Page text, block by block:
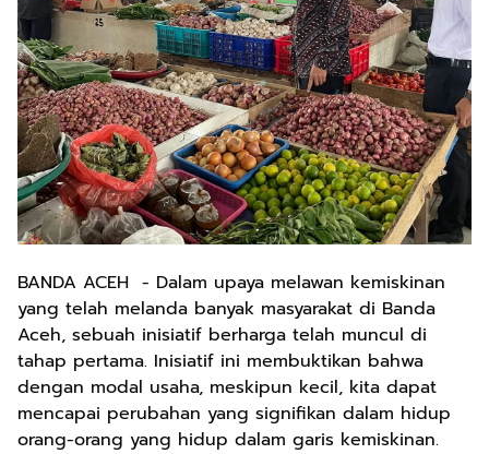
BANDA ACEH - Dalam upaya melawan kemiskinan
yang telah melanda banyak masyarakat di Banda
Aceh, sebuah inisiatif berharga telah muncul di
tahap pertama. Inisiatif ini membuktikan bahwa
dengan modal usaha, meskipun kecil, kita dapat
mencapai perubahan yang signifikan dalam hidup
orang-orang yang hidup dalam garis kemiskinan.